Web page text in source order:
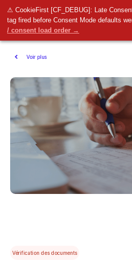
⚠ CookieFirst [CF_DEBUG]: Late
tag fired before Consent Mode defaults
/ consent load order →
Voir plus
Vérification des documents